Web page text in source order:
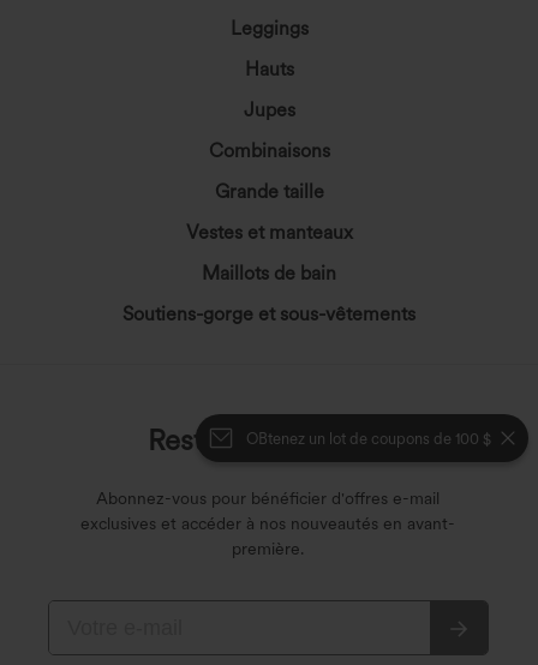
OBtenez un lot de coupons de 100 $
Leggings
Hauts
Jupes
Combinaisons
Grande taille
Vestes et manteaux
Maillots de bain
Soutiens-gorge et sous-vêtements
Restons en contact
Abonnez-vous pour bénéficier d'offres e-mail
exclusives et accéder à nos nouveautés en avant-
première.